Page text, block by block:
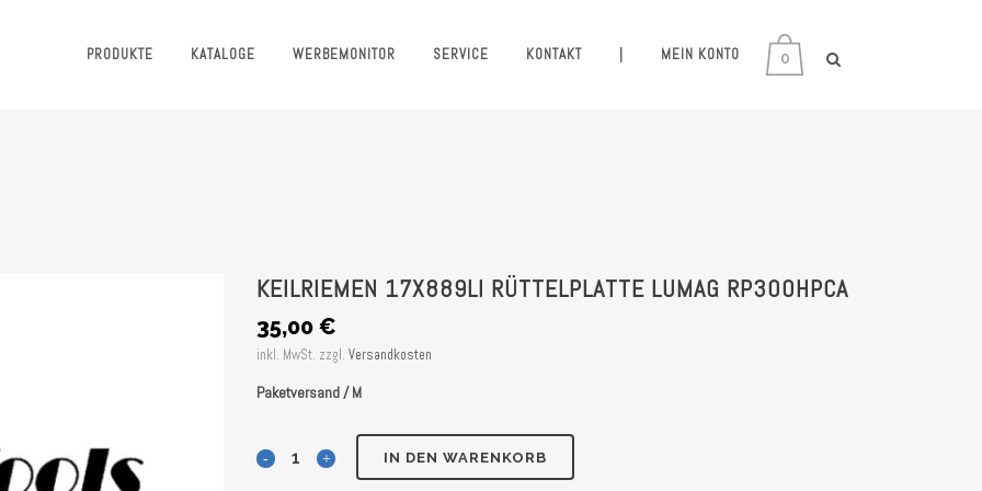
0
PRODUKTE KATALOGE WERBEMONITOR SERVICE KONTAKT MEIN KONTO
KEILRIEMEN 17X889LI RÜTTELPLATTE LUMAG RP300HPCA
35,00 €
inkl. MwSt. zzgl. Versandkosten
Paketversand / M
Keilriemen IN DEN WARENKORB